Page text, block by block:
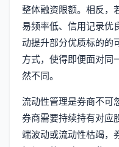
整体融资限额。相反，
易频率低、信用记录优
动提升部分优质标的的
方式，使得即便面对同
然不同。
流动性管理是券商不可
券商需要持续持有对应
端波动或流动性枯竭，